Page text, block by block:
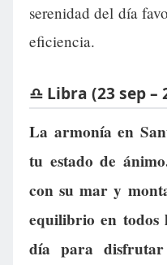
serenidad del día
eficiencia.
♎ Libra (23 sep –
La armonía en
tu estado de
con su mar y
equilibrio en todos
día para